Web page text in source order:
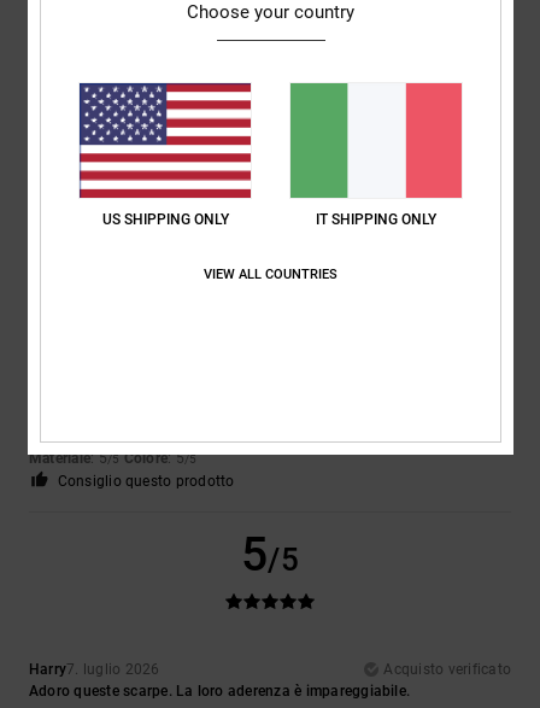
9. luglio 2026
Acquisto verificato
Erano proprio quello che voleva mio figlio
Mostra originale - English
Comfort: 5/5 Rapporto qualità-prezzo
Materiale: 5/5 Colore: 5/5
Consiglio questo prodotto
5/5
Materiale: 5/5 Colore: 5/5
Consiglio questo prodotto
5/5
Harry7. luglio 2026
Acquisto verificato
Adoro queste scarpe. La loro aderenza è impareggiabile.
Choose your country
US SHIPPING ONLY IT SHIPPING ONLY
VIEW ALL COUNTRIES